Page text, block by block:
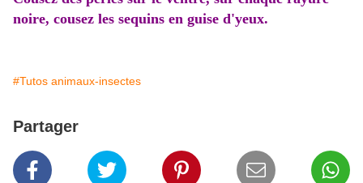
noire, cousez les sequins en guise d'yeux.
#Tutos animaux-insectes
Partager